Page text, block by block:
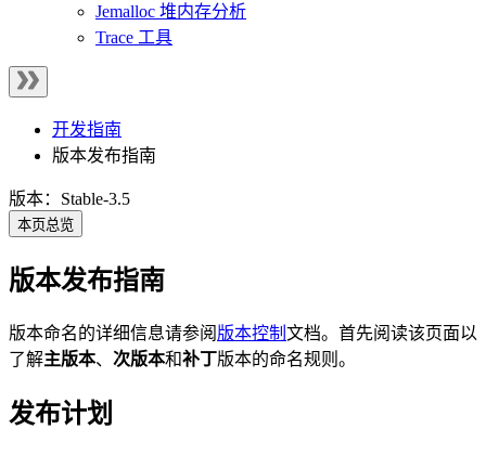
Jemalloc 堆内存分析
Trace 工具
开发指南
版本发布指南
版本：Stable-3.5
本页总览
版本发布指南
版本命名的详细信息请参阅 版本控制 文档。首先阅读该页面以
了解主版本、 次版本和补丁版本的命名规则。
发布计划